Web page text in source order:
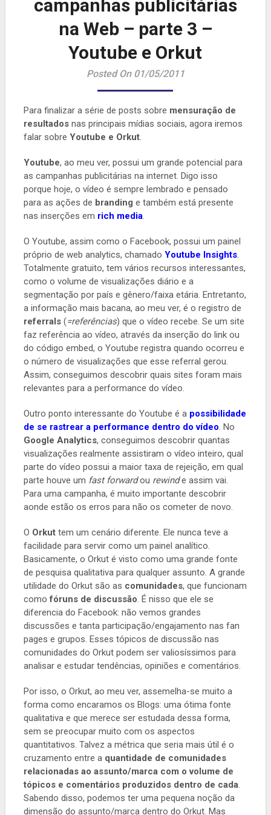
campanhas publicitárias
na Web – parte 3 –
Youtube e Orkut
Posted On 01/05/2011
Para finalizar a série de posts sobre mensuração de
resultadosnas principais mídias sociais, agora iremos
falar sobre Youtube e Orkut.
Youtube, ao meu ver, possui um grande potencial para
as campanhas publicitárias na internet. Digo isso
porque hoje, o vídeo é sempre lembrado e pensado
para as ações de branding e também está presente
nas inserções em rich media.
O Youtube, assim como o Facebook, possui um painel
próprio de web analytics, chamado Youtube Insights.
Totalmente gratuito, tem vários recursos interessantes,
como o volume de visualizações diário e a
segmentação por país e gênero/faixa etária. Entretanto,
a informação mais bacana, ao meu ver, é o registro de
referrals(=referências) que o vídeo recebe. Se um site
faz referência ao vídeo, através da inserção do link ou
do código embed, o Youtube registra quando ocorreu e
o número de visualizações que esse referral gerou.
Assim, conseguimos descobrir quais sites foram mais
relevantes para a performance do vídeo.
Outro ponto interessante do Youtube é a possibilidade
de se rastrear a performance dentro do vídeo. No
Google Analytics, conseguimos descobrir quantas
visualizações realmente assistiram o vídeo inteiro, qual
parte do vídeo possui a maior taxa de rejeição, em qual
parte houve um fast forwardou rewinde assim vai.
Para uma campanha, é muito importante descobrir
aonde estão os erros para não os cometer de novo.
O Orkuttem um cenário diferente. Ele nunca teve a
facilidade para servir como um painel analítico.
Basicamente, o Orkut é visto como uma grande fonte
de pesquisa qualitativa para qualquer assunto. A grande
utilidade do Orkut são as comunidades, que funcionam
comofóruns de discussão. É nisso que ele se
diferencia do Facebook: não vemos grandes
discussões e tanta participação/engajamento nas fan
pages e grupos. Esses tópicos de discussão nas
comunidades do Orkut podem ser valiosíssimos para
analisar e estudar tendências, opiniões e comentários.
Por isso, o Orkut, ao meu ver, assemelha-se muito a
forma como encaramos os Blogs: uma ótima fonte
qualitativa e que merece ser estudada dessa forma,
sem se preocupar muito com os aspectos
quantitativos. Talvez a métrica que seria mais útil é o
cruzamento entre a quantidade de comunidades
relacionadas ao assunto/marca com o volume de
tópicos e comentários produzidos dentro de cada.
Sabendo disso, podemos ter uma pequena noção da
dimensão do assunto/marca dentro do Orkut. Mas